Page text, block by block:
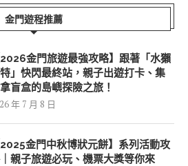
金門遊程推薦
2026金門旅遊最強攻略】跟著「水獺
」快閃最終站，親子出遊打卡、集
盲盒的島嶼探險之旅！
年 7 月 8 日
2025金門中秋博狀元餅】系列活動攻
親子旅遊必玩、機票大獎等你來